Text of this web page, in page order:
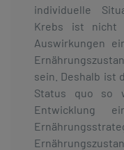
individuelle
Krebs ist nicht
Auswirkungen
sein. Deshalb ist
Status quo so
Entwicklung